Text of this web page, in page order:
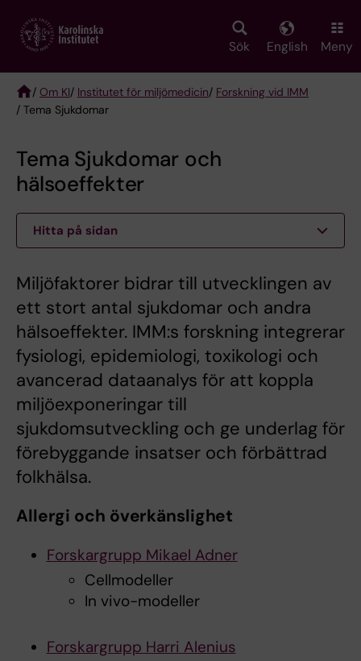
main
Sök English Meny
Breadcrumb
/ Om KI/ Institutet för miljömedicin/ Forskning vid IMM
/ Tema Sjukdomar
Tema Sjukdomar och
hälsoeffekter
Hitta på sidan
Miljöfaktorer bidrar till utvecklingen av
ett stort antal sjukdomar och andra
hälsoeffekter. IMM:s forskning integrerar
fysiologi, epidemiologi, toxikologi och
avancerad dataanalys för att koppla
miljöexponeringar till
sjukdomsutveckling och ge underlag för
förebyggande insatser och förbättrad
folkhälsa.
Allergi och överkänslighet
Forskargrupp Mikael Adner
Cellmodeller
In vivo-modeller
Forskargrupp Harri Alenius